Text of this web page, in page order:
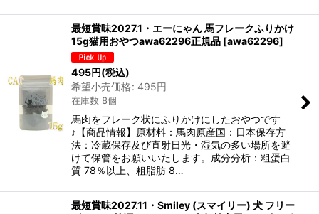
最短賞味2027.1・エーにゃん 馬フレークふりかけ
15g猫用おやつawa62296正規品 [awa62296]
495円(税込)
希望小売価格: 495円
在庫数 8個
馬肉をフレーク状にふりかけにしたおやつです
♪【商品情報】原材料：馬肉原産国：日本保存方
法：冷蔵保存及び直射日光・湿気の多い場所を避
けて保管をお願いいたします。成分分析：粗蛋白
質 78％以上、粗脂肪 8…
最短賞味2027.11・Smiley (スマイリー) 犬 フリー